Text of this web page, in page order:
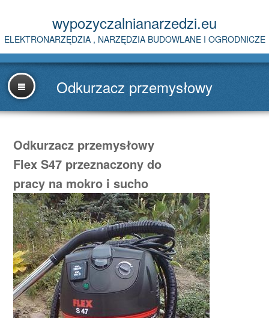
wypozyczalnianarzedzi.eu
ELEKTRONARZĘDZIA , NARZĘDZIA BUDOWLANE I OGRODNICZE
Odkurzacz przemysłowy
Odkurzacz przemysłowy
Flex S47 przeznaczony do
pracy na mokro i sucho